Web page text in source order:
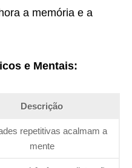
a memória e a
e Mentais:
Descrição
repetitivas acalmam a
mente